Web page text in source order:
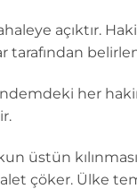
açıktır.
tarafından
her
üstün
çöker. Ülke